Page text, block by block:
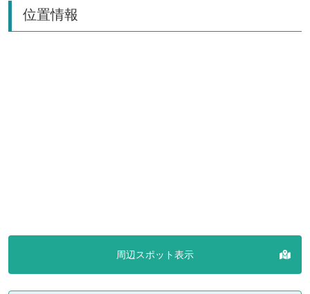
位置情報
周辺スポット表示